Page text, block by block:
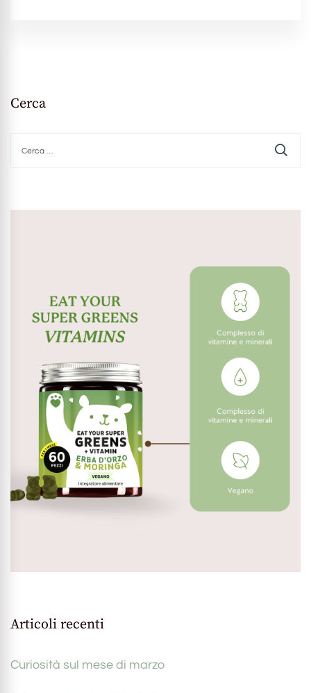
Cerca
per:
Articoli recenti
Curiosità sul mese di marzo